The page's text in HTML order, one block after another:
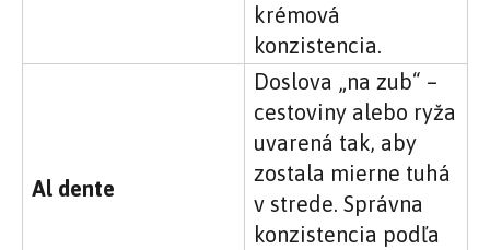
krémová
konzistencia.
Al dente
Doslova „na zub“ –
cestoviny alebo ryža
uvarená tak, aby
zostala mierne tuhá
v strede. Správna
konzistencia podľa